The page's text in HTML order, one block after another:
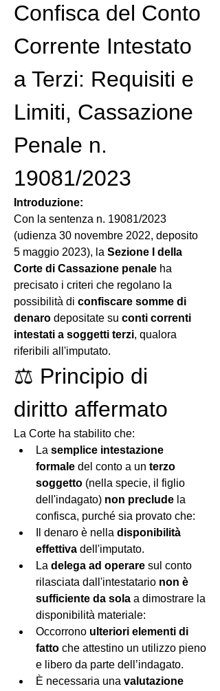
Confisca del Conto
Corrente Intestato
a Terzi: Requisiti e
Limiti, Cassazione
Penale n.
19081/2023
Introduzione:
Con la sentenza n. 19081/2023
(udienza 30 novembre 2022, deposito
5 maggio 2023), la Sezione I della
Corte di Cassazione penale ha
precisato i criteri che regolano la
possibilità di confiscare somme di
denaro depositate su conti correnti
intestati a soggetti terzi, qualora
riferibili all'imputato.
⚖️ Principio di
diritto affermato
La Corte ha stabilito che:
La semplice intestazione
formale del conto a un terzo
soggetto (nella specie, il figlio
dell'indagato) non preclude la
confisca, purché sia provato che:
Il denaro è nella disponibilità
effettiva dell'imputato.
La delega ad operare sul conto
rilasciata dall'intestatario non è
sufficiente da sola a dimostrare la
disponibilità materiale:
Occorrono ulteriori elementi di
fatto che attestino un utilizzo pieno
e libero da parte dell’indagato.
È necessaria una valutazione